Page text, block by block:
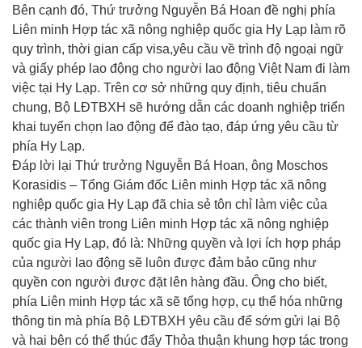
Bên cạnh đó, Thứ trưởng Nguyễn Bá Hoan đề nghị phía
Liên minh Hợp tác xã nông nghiệp quốc gia Hy Lạp làm rõ
quy trình, thời gian cấp visa,yêu cầu về trình độ ngoại ngữ
và giấy phép lao động cho người lao động Việt Nam đi làm
việc tại Hy Lạp. Trên cơ sở những quy định, tiêu chuẩn
chung, Bộ LĐTBXH sẽ hướng dẫn các doanh nghiệp triển
khai tuyển chọn lao động để đào tạo, đáp ứng yêu cầu từ
phía Hy Lạp.
Đáp lời lại Thứ trưởng Nguyễn Bá Hoan, ông Moschos
Korasidis – Tổng Giám đốc Liên minh Hợp tác xã nông
nghiệp quốc gia Hy Lạp đã chia sẻ tôn chỉ làm việc của
các thành viên trong Liên minh Hợp tác xã nông nghiệp
quốc gia Hy Lạp, đó là: Những quyền và lợi ích hợp pháp
của người lao động sẽ luôn được đảm bảo cũng như
quyền con người được đặt lên hàng đầu. Ông cho biết,
phía Liên minh Hợp tác xã sẽ tổng hợp, cụ thể hóa những
thông tin mà phía Bộ LĐTBXH yêu cầu để sớm gửi lại Bộ
và hai bên có thể thúc đẩy Thỏa thuận khung hợp tác trong